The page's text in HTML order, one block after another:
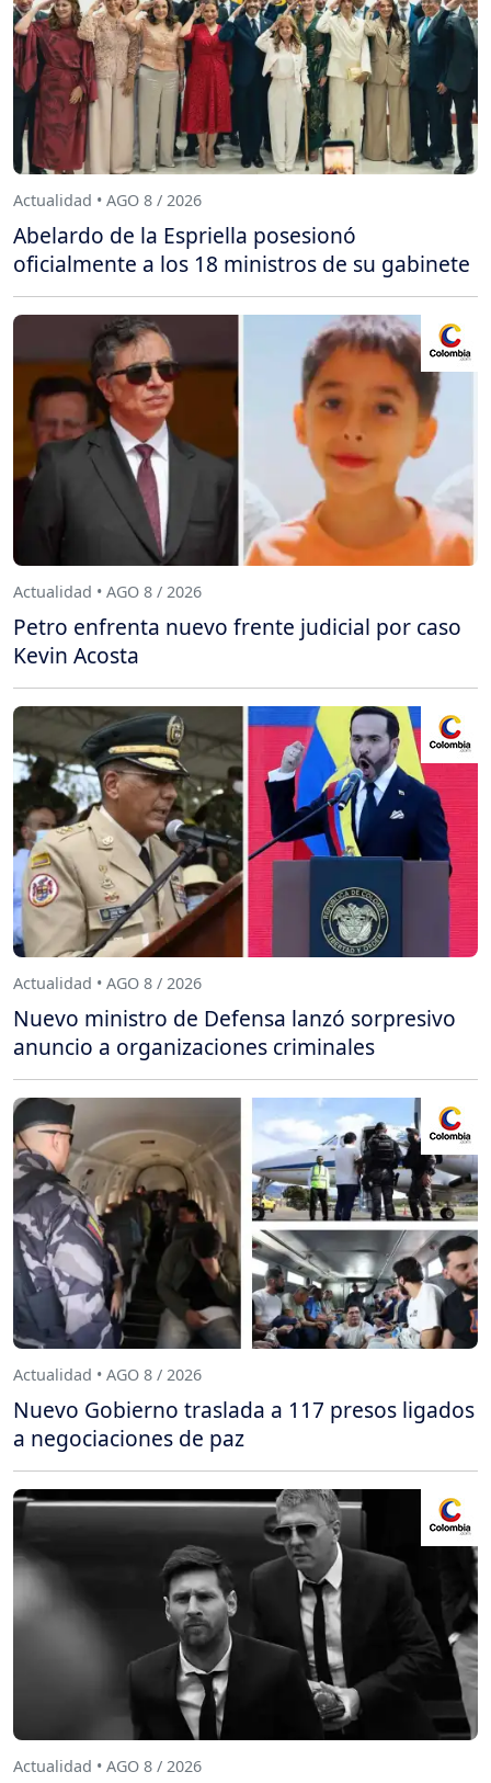
Actualidad • AGO 8 / 2026
Abelardo de la Espriella posesionó
oficialmente a los 18 ministros de su gabinete
Actualidad • AGO 8 / 2026
Petro enfrenta nuevo frente judicial por caso
Kevin Acosta
Actualidad • AGO 8 / 2026
Nuevo ministro de Defensa lanzó sorpresivo
anuncio a organizaciones criminales
Actualidad • AGO 8 / 2026
Nuevo Gobierno traslada a 117 presos ligados
a negociaciones de paz
Actualidad • AGO 8 / 2026